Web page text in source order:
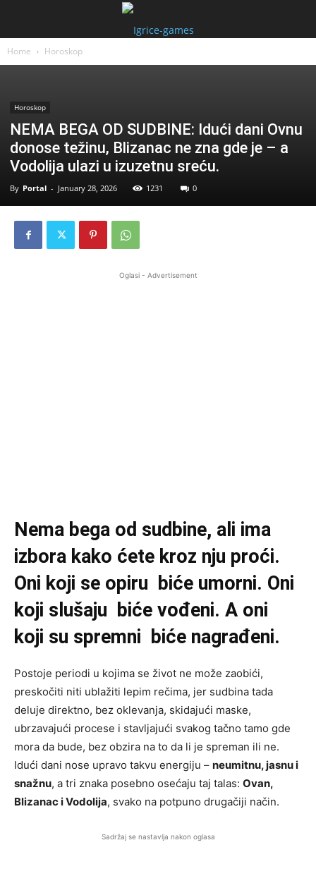
Home Horoskop
Horoskop
NEMA BEGA OD SUDBINE: Idući dani Ovnu
donose težinu, Blizanac ne zna gde je – a
Vodolija ulazi u izuzetnu sreću.
By Portal - January 28, 2026 1231 0
Oglasi - Advertisement
Nema bega od sudbine, ali ima
izbora kako ćete kroz nju proći.
Oni koji se opiru biće umorni. Oni
koji slušaju biće vođeni. A oni
koji su spremni biće nagrađeni.
Postoje periodi u kojima se život ne može zaobići,
preskočiti niti ublažiti lepim rečima, jer sudbina tada
deluje direktno, bez oklevanja, skidajući maske,
ubrzavajući procese i stavljajući svakog tačno tamo gde
mora da bude, bez obzira na to da li je spreman ili ne.
Idući dani nose upravo takvu energiju – neumitnu, jasnu i
snažnu, a tri znaka posebno osećaju taj talas: Ovan,
Blizanac i Vodolija, svako na potpuno drugačiji način.
Sadržaj se nastavlja nakon oglasa